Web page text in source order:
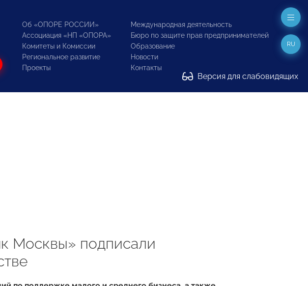
Об «ОПОРЕ РОССИИ»
Ассоциация «НП «ОПОРА»
Комитеты и Комиссии
Региональное развитие
Проекты
Международная деятельность
Бюро по защите прав предпринимателей
Образование
Новости
Контакты
Версия для слабовидящих
RU
подписали